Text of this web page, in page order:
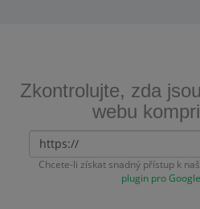
Zkontrolujte, zda
webu
Chcete-li získat snadný přístup k
plugin pro